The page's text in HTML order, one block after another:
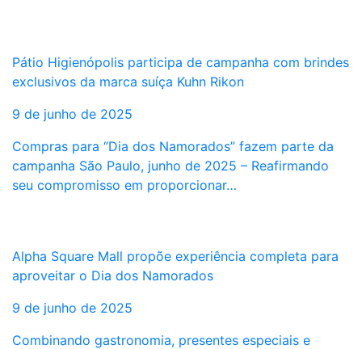
Pátio Higienópolis participa de campanha com brindes
exclusivos da marca suíça Kuhn Rikon
9 de junho de 2025
Compras para “Dia dos Namorados” fazem parte da
campanha São Paulo, junho de 2025 – Reafirmando
seu compromisso em proporcionar…
Alpha Square Mall propõe experiência completa para
aproveitar o Dia dos Namorados
9 de junho de 2025
Combinando gastronomia, presentes especiais e